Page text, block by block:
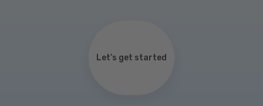
Let’s get started